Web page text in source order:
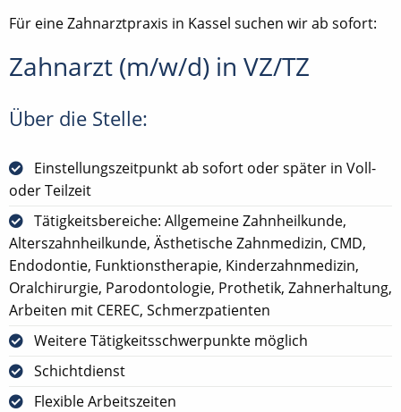
Für eine Zahnarztpraxis in Kassel suchen wir ab sofort:
Zahnarzt (m/w/d) in VZ/TZ
Über die Stelle:
Einstellungszeitpunkt ab sofort oder später in Voll-
oder Teilzeit
Tätigkeitsbereiche: Allgemeine Zahnheilkunde,
Alterszahnheilkunde, Ästhetische Zahnmedizin, CMD,
Endodontie, Funktionstherapie, Kinderzahnmedizin,
Oralchirurgie, Parodontologie, Prothetik, Zahnerhaltung,
Arbeiten mit CEREC, Schmerzpatienten
Weitere Tätigkeitsschwerpunkte möglich
Schichtdienst
Flexible Arbeitszeiten